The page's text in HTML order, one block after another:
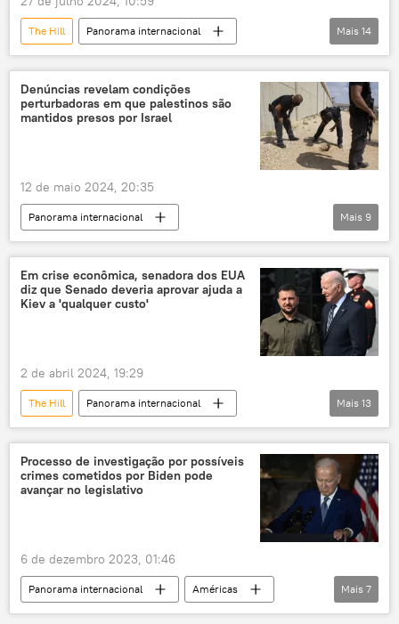
The Hill
Panorama internacional
Donald Trump
Terceira Guerra Mundial
Joe Biden
Oriente Médio
Mar-a-Lago
Flórida
Embaixada dos EUA
Mais 14
Denúncias revelam condições
perturbadoras em que palestinos são
mantidos presos por Israel
12 de maio 2024, 20:35
Panorama internacional
Oriente Médio e África
Mundo
Américas
Estados Unidos
Gaza
Forças de Defesa de Israel (FDI)
Mais 9
Em crise econômica, senadora dos EUA
diz que Senado deveria aprovar ajuda a
Kiev a 'qualquer custo'
2 de abril 2024, 19:29
The Hill
Panorama internacional
Américas
Rússia
Ucrânia
Estados Unidos
Kiev
Congresso dos EUA
Senado
parlamento
Câmara dos Representantes
Washington
Mais 13
Processo de investigação por possíveis
crimes cometidos por Biden pode
avançar no legislativo
6 de dezembro 2023, 01:46
Panorama internacional
Américas
Mundo
Joe Biden
Hunter Biden
Mais 7